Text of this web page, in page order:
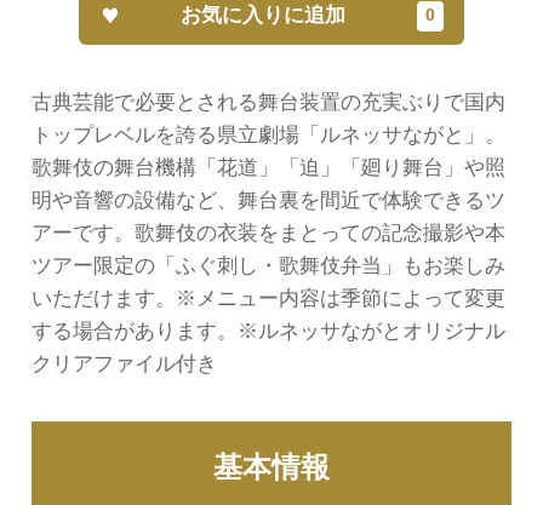
古典芸能で必要とされる舞台装置の充実ぶりで国内
トップレベルを誇る県立劇場「ルネッサながと」。
歌舞伎の舞台機構「花道」「迫」「廻り舞台」や照
明や音響の設備など、舞台裏を間近で体験できるツ
アーです。歌舞伎の衣装をまとっての記念撮影や本
ツアー限定の「ふぐ刺し・歌舞伎弁当」もお楽しみ
いただけます。※メニュー内容は季節によって変更
する場合があります。※ルネッサながとオリジナル
クリアファイル付き
お気に入りに追加
基本情報